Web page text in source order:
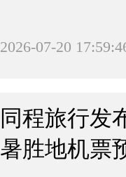
2026-07-20
同程旅行发
暑胜地机票